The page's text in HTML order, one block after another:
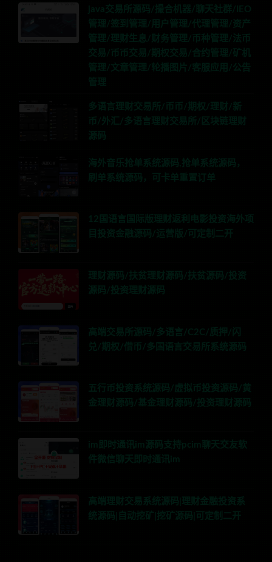
java交易所源码/撮合机器/聊天社群/IEO
管理/签到管理/用户管理/代理管理/资产
管理/理财生息/财务管理/币种管理/法币
交易/币币交易/期权交易/合约管理/矿机
管理/文章管理/轮播图片/客服应用/公告
管理
多语言理财交易所/币币/期权/理财/新
币/外汇/多语言理财交易所/区块链理财
源码
海外音乐抢单系统源码,抢单系统源码，
刷单系统源码，可卡单重置订单
12国语言国际版理财返利电影投资海外项
目投资金融源码/运营版/可定制二开
理财源码/扶贫理财源码/扶贫源码/投资
源码/投资理财源码
高端交易所源码/多语言/C2C/质押/闪
兑/期权/借币/多国语言交易所系统源码
五行币投资系统源码/虚拟币投资源码/黄
金理财源码/基金理财源码/投资理财源码
im即时通讯im源码支持pcim聊天交友软
件微信聊天即时通讯im
高端理财交易系统源码|理财金融投资系
统源码|自动挖矿|挖矿源码|可定制二开